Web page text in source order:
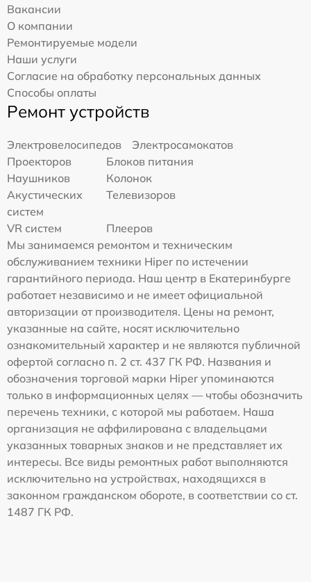
Вакансии
О компании
Ремонтируемые модели
Наши услуги
Согласие на обработку персональных данных
Способы оплаты
Ремонт устройств
Электровелосипедов
Электросамокатов
Проекторов
Блоков питания
Наушников
Колонок
Акустических
систем
Телевизоров
VR систем
Плееров
Мы занимаемся ремонтом и техническим
обслуживанием техники Hiper по истечении
гарантийного периода. Наш центр в Екатеринбурге
работает независимо и не имеет официальной
авторизации от производителя. Цены на ремонт,
указанные на сайте, носят исключительно
ознакомительный характер и не являются публичной
офертой согласно п. 2 ст. 437 ГК РФ. Названия и
обозначения торговой марки Hiper упоминаются
только в информационных целях — чтобы обозначить
перечень техники, с которой мы работаем. Наша
организация не аффилирована с владельцами
указанных товарных знаков и не представляет их
интересы. Все виды ремонтных работ выполняются
исключительно на устройствах, находящихся в
законном гражданском обороте, в соответствии со ст.
1487 ГК РФ.